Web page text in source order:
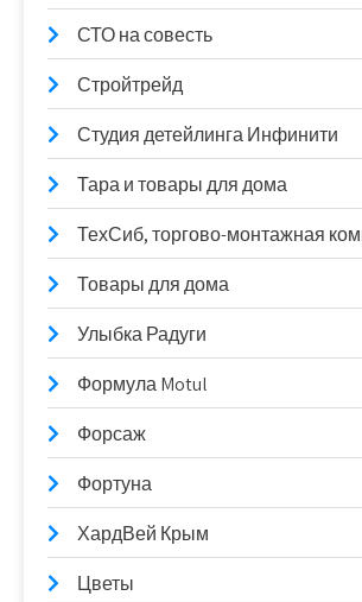
СТО на совесть
Стройтрейд
Студия детейлинга Инфинити
Тара и товары для дома
ТехСиб, торгово-монтажная
Товары для дома
Улыбка Радуги
Формула Motul
Форсаж
Фортуна
ХардВей Крым
Цветы